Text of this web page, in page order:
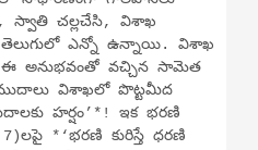
స్వాతి చల్లచేసి, విశాఖ
తెలుగులో ఎన్నో ఉన్నాయి. విశాఖ
ఈ అనుభవంతో వచ్చిన సామెత
విశాఖలో పొట్టమీద
హర్షం’*! ఇక భరణి
*‘భరణి కురిస్తే ధరణి